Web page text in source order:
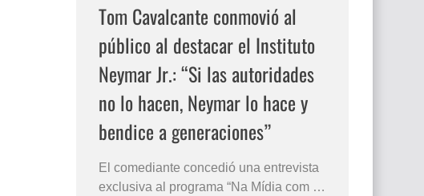
Tom Cavalcante conmovió al
público al destacar el Instituto
Neymar Jr.: “Si las autoridades
no lo hacen, Neymar lo hace y
bendice a generaciones”
El comediante concedió una entrevista
exclusiva al programa “Na Mídia com a